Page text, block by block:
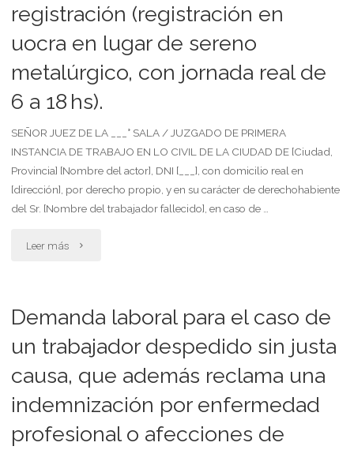
trabajo.
plantea
inconstitucionalidad."
registración (registración en
uocra en lugar de sereno
metalúrgico, con jornada real de
6 a 18 hs).
SEÑOR JUEZ DE LA ___° SALA / JUZGADO DE PRIMERA
INSTANCIA DE TRABAJO EN LO CIVIL DE LA CIUDAD DE [Ciudad,
Provincia] [Nombre del actor], DNI [___], con domicilio real en
[dirección], por derecho propio, y en su carácter de derechohabiente
del Sr. [Nombre del trabajador fallecido], en caso de …
Leer más "Demanda
conforme
artículo
248
lct,
Demanda laboral para el caso de
un trabajador despedido sin justa
causa, que además reclama una
indemnización por enfermedad
profesional o afecciones de